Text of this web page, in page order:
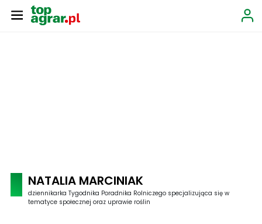
NATALIA MARCINIAK
dziennikarka Tygodnika Poradnika Rolniczego specjalizująca się w
tematyce społecznej oraz uprawie roślin